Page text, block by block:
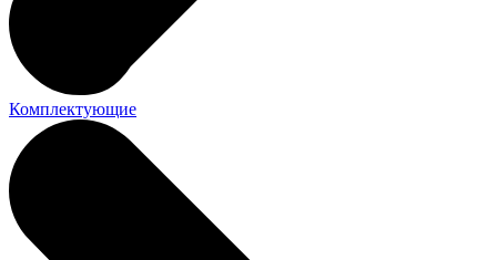
Комплектующие